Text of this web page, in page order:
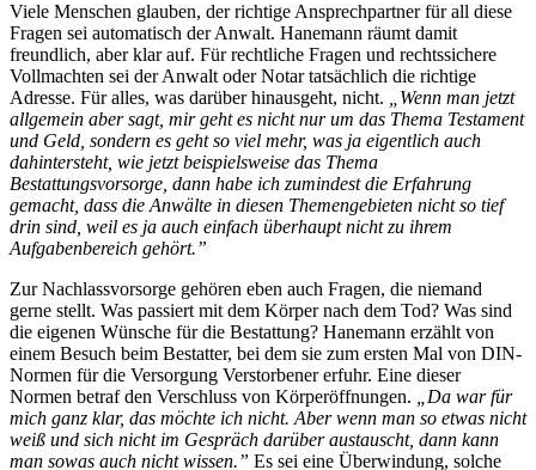
Viele Menschen glauben, der richtige Ansprechpartner für all diese
Fragen sei automatisch der Anwalt. Hanemann räumt damit
freundlich, aber klar auf. Für rechtliche Fragen und rechtssichere
Vollmachten sei der Anwalt oder Notar tatsächlich die richtige
Adresse. Für alles, was darüber hinausgeht, nicht.
„Wenn man jetzt
allgemein aber sagt, mir geht es nicht nur um das Thema Testament
und Geld, sondern es geht so viel mehr, was ja eigentlich auch
dahintersteht, wie jetzt beispielsweise das Thema
Bestattungsvorsorge, dann habe ich zumindest die Erfahrung
gemacht, dass die Anwälte in diesen Themengebieten nicht so tief
drin sind, weil es ja auch einfach überhaupt nicht zu ihrem
Aufgabenbereich gehört.”
Zur Nachlassvorsorge gehören eben auch Fragen, die niemand
gerne stellt. Was passiert mit dem Körper nach dem Tod? Was sind
die eigenen Wünsche für die Bestattung? Hanemann erzählt von
einem Besuch beim Bestatter, bei dem sie zum ersten Mal von DIN-
Normen für die Versorgung Verstorbener erfuhr. Eine dieser
Normen betraf den Verschluss von Körperöffnungen.
„Da war für
mich ganz klar, das möchte ich nicht. Aber wenn man so etwas nicht
weiß und sich nicht im Gespräch darüber austauscht, dann kann
man sowas auch nicht wissen.” Es sei eine Überwindung, solche